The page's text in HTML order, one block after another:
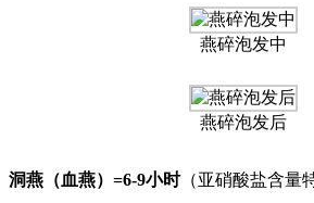
燕碎泡发中
燕碎泡发后
洞燕（血燕）=6-9小时（亚硝酸盐含量